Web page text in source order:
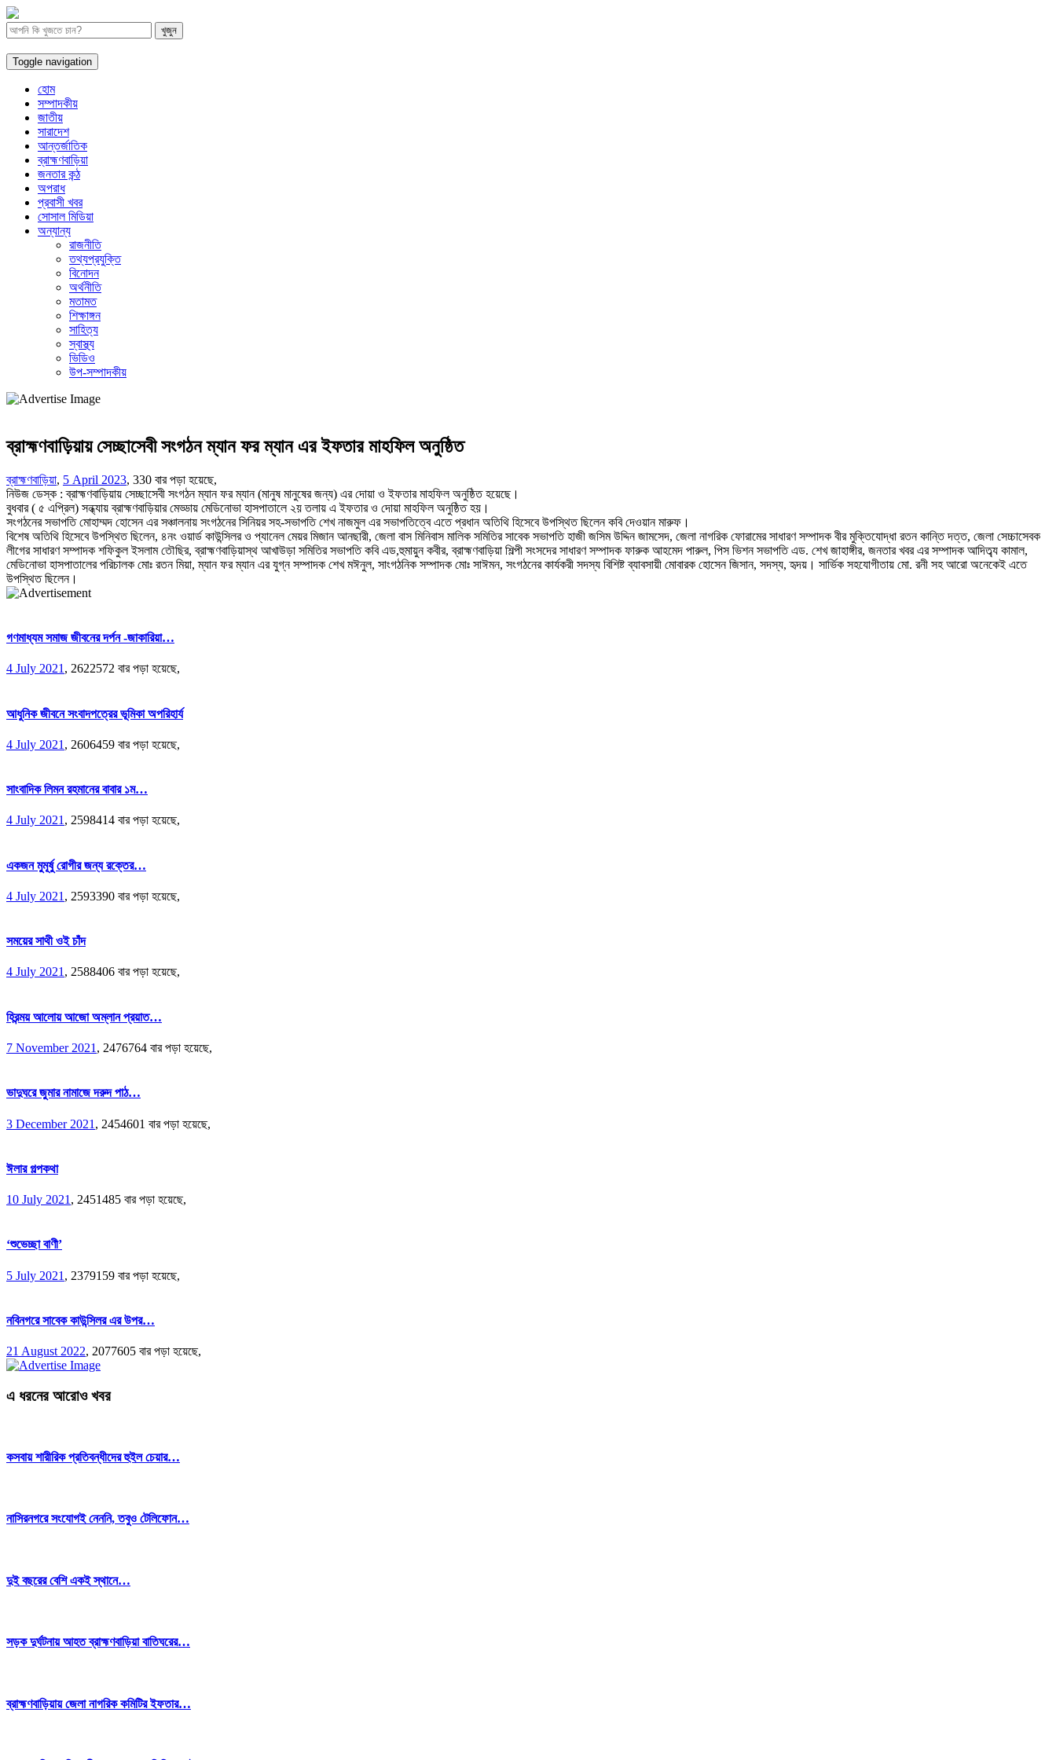
Toggle navigation
হোম
সম্পাদকীয়
জাতীয়
সারাদেশ
আন্তর্জাতিক
ব্রাহ্মণবাড়িয়া
জনতার কন্ঠ
অপরাধ
প্রবাসী খবর
সোসাল মিডিয়া
অন্যান্য
রাজনীতি
তথ্যপ্রযুক্তি
বিনোদন
অর্থনীতি
মতামত
শিক্ষাঙ্গন
সাহিত্য
স্বাস্থ্য
ভিডিও
উপ-সম্পাদকীয়
ব্রাহ্মণবাড়িয়ায় সেচ্ছাসেবী সংগঠন ম্যান ফর ম্যান এর ইফতার মাহফিল অনুষ্ঠিত
ব্রাহ্মণবাড়িয়া, 5 April 2023, 330 বার পড়া হয়েছে,
নিউজ ডেস্ক : ব্রাহ্মণবাড়িয়ায় সেচ্ছাসেবী সংগঠন ম্যান ফর ম্যান (মানুষ মানুষের জন্য) এর দোয়া ও ইফতার মাহফিল অনুষ্ঠিত হয়েছে।
বুধবার ( ৫ এপ্রিল) সন্ধ্যায় ব্রাহ্মণবাড়িয়ার মেড্ডায় মেডিনোভা হাসপাতালে ২য় তলায় এ ইফতার ও দোয়া মাহফিল অনুষ্ঠিত হয়।
সংগঠনের সভাপতি মোহাম্মদ হোসেন এর সঞ্চালনায় সংগঠনের সিনিয়র সহ-সভাপতি শেখ নাজমুল এর সভাপতিত্বে এতে প্রধান অতিথি হিসেবে উপস্থিত ছিলেন কবি দেওয়ান মারুফ।
বিশেষ অতিথি হিসেবে উপস্থিত ছিলেন, ৪নং ওয়ার্ড কাউন্সিলর ও প্যানেল মেয়র মিজান আনছারী, জেলা বাস মিনিবাস মালিক সমিতির সাবেক সভাপতি হাজী জসিম উদ্দিন জামসেদ, জেলা নাগরিক ফোরামের সাধারণ সম্পাদক বীর মুক্তিযোদ্ধা রতন কান্তি দত্ত, জেলা সেচ্চাসেবক
লীগের সাধারণ সম্পাদক শফিকুল ইসলাম তৌছির, ব্রাহ্মণবাড়িয়াস্থ আখাউড়া সমিতির সভাপতি কবি এড,হুমায়ুন কবীর, ব্রাহ্মণবাড়িয়া শিল্পী সংসদের সাধারণ সম্পাদক ফারুক আহমেদ পারুল, পিস ভিশন সভাপতি এড. শেখ জাহাঙ্গীর, জনতার খবর এর সম্পাদক আদিত্ব্য কামাল,
মেডিনোভা হাসপাতালের পরিচালক মোঃ রতন মিয়া, ম্যান ফর ম্যান এর যুগ্ন সম্পাদক শেখ মঈনুল, সাংগঠনিক সম্পাদক মোঃ সাঈমন, সংগঠনের কার্যকরী সদস্য বিশিষ্ট ব্যাবসায়ী মোবারক হোসেন জিসান, সদস্য, হৃদয়। সার্ভিক সহযোগীতায় মো. রনী সহ আরো অনেকেই এতে
উপস্থিত ছিলেন।
গণমাধ্যম সমাজ জীবনের দর্পন -জাকারিয়া…
4 July 2021 , 2622572 বার পড়া হয়েছে,
আধুনিক জীবনে সংবাদপত্রের ভূমিকা অপরিহার্য
4 July 2021 , 2606459 বার পড়া হয়েছে,
সাংবাদিক লিমন রহমানের বাবার ১ম…
4 July 2021, 2598414 বার পড়া হয়েছে,
একজন মুমূর্ষু রোগীর জন্য রক্তের…
4 July 2021 , 2593390 বার পড়া হয়েছে,
সময়ের সাথী ওই চাঁদ
4 July 2021, 2588406 বার পড়া হয়েছে,
হিরন্ময় আলোয় আজো অম্লান প্রয়াত…
7 November 2021 , 2476764 বার পড়া হয়েছে,
ভাদুঘরে জুমার নামাজে দরুদ পাঠ…
3 December 2021 , 2454601 বার পড়া হয়েছে,
ঈলার গল্পকথা
10 July 2021 , 2451485 বার পড়া হয়েছে,
‘শুভেচ্ছা বাণী’
5 July 2021 , 2379159 বার পড়া হয়েছে,
নবিনগরে সাবেক কাউন্সিলর এর উপর…
21 August 2022, 2077605 বার পড়া হয়েছে,
এ ধরনের আরোও খবর
কসবায় শারীরিক প্রতিবন্ধীদের হুইল চেয়ার…
নাসিরনগরে সংযোগই নেননি, তবুও টেলিফোন…
দুই বছরের বেশি একই স্থানে…
সড়ক দুর্ঘটনায় আহত ব্রাহ্মণবাড়িয়া বাতিঘরের…
ব্রাহ্মণবাড়িয়ায় জেলা নাগরিক কমিটির ইফতার…